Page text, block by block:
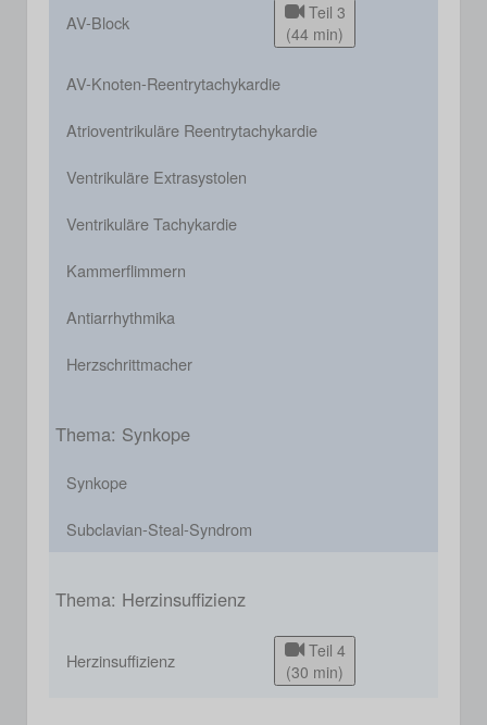
AV-Block
Teil 3
(44 min)
AV-Knoten-Reentrytachykardie
Atrioventrikuläre Reentrytachykardie
Ventrikuläre Extrasystolen
Ventrikuläre Tachykardie
Kammerflimmern
Antiarrhythmika
Herzschrittmacher
Thema: Synkope
Synkope
Subclavian-Steal-Syndrom
Thema: Herzinsuffizienz
Herzinsuffizienz
Teil 4
(30 min)